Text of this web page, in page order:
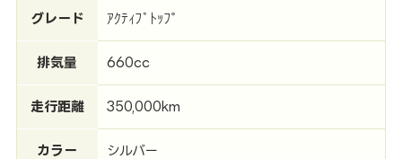
グレード ｱｸﾃｨﾌﾞﾄｯﾌﾟ
排気量 660cc
走行距離 350,000km
カラー シルバー